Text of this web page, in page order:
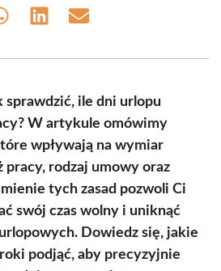
Share Share
sprawdzić, ile dni urlopu
W artykule omówimy
wpływają na wymiar
pracy, rodzaj umowy oraz
tych zasad pozwoli Ci
swój czas wolny i uniknąć
Dowiedz się, jakie
podjąć, aby precyzyjnie